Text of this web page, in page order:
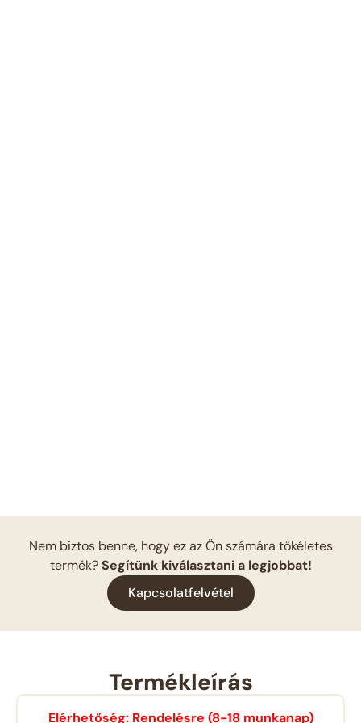
Nem biztos benne, hogy ez az Ön számára tökéletes
termék?Segítünk kiválasztani a legjobbat!
Kapcsolatfelvétel
Termékleírás
Elérhetőség: Rendelésre (8-18 munkanap)